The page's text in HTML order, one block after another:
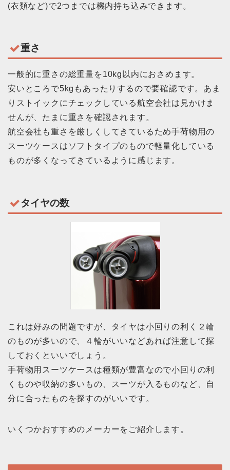
(衣類など)で2つまでは機内持ち込みできます。
重さ
一般的に重さの総重量を10kg以内におさめます。
安いところで5kgもあったりするので要確認です。あま
りストイックにチェックしている航空会社は見かけま
せんが、たまに重さを確認されます。
航空会社も重さを厳しくしてきているため手荷物用の
スーツケースはソフトタイプのもので軽量化している
ものが多くなってきているように感じます。
タイヤの数
これは好みの問題ですが、タイヤは小回りの利く２輪
のものが多いので、４輪がいいなどあれば注意して探
しておくといいでしょう。
手荷物用スーツケースは種類が豊富なので小回りの利
くものや収納の多いもの、スーツが入るものなど、自
分に合ったものを探すのがいいです。
いくつかおすすめのメーカーをご紹介します。